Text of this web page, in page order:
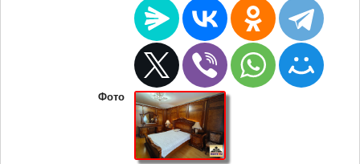
Фото